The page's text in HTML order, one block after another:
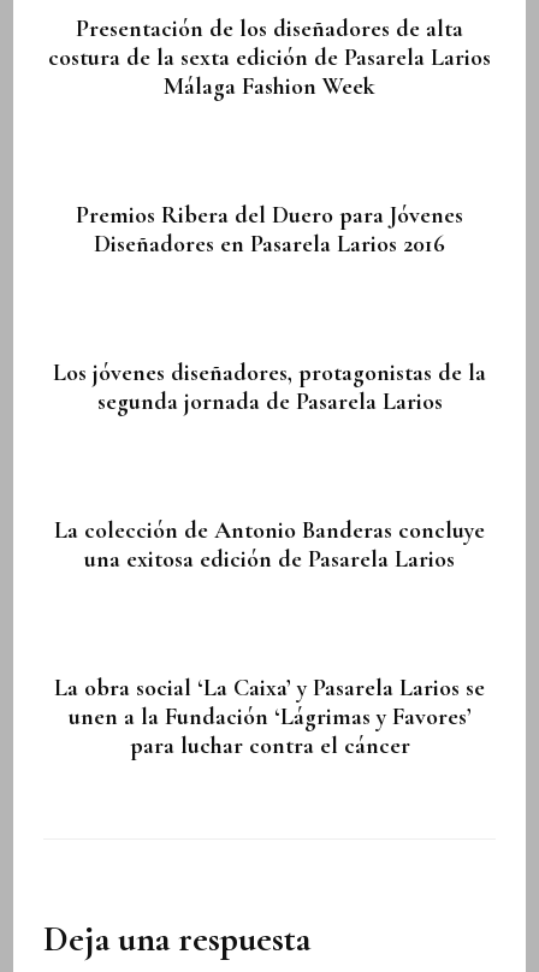
Presentación de los diseñadores de alta
costura de la sexta edición de Pasarela Larios
Málaga Fashion Week
Premios Ribera del Duero para Jóvenes
Diseñadores en Pasarela Larios 2016
Los jóvenes diseñadores, protagonistas de la
segunda jornada de Pasarela Larios
La colección de Antonio Banderas concluye
una exitosa edición de Pasarela Larios
La obra social ‘La Caixa’ y Pasarela Larios se
unen a la Fundación ‘Lágrimas y Favores’
para luchar contra el cáncer
Deja una respuesta